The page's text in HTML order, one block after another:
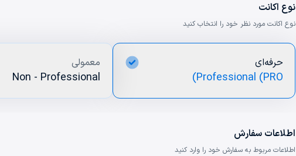
نوع اکانت
نوع اکانت مورد نظر خود را انتخاب کنید
حرفه‌ای
Professional (PRO)
معمولی
Non - Professional
اطلاعات سفارش
اطلاعات مربوط به سفارش خود را وارد کنید